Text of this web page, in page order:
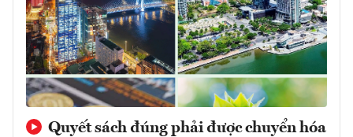
Quyết sách đúng phải được chuyển hóa